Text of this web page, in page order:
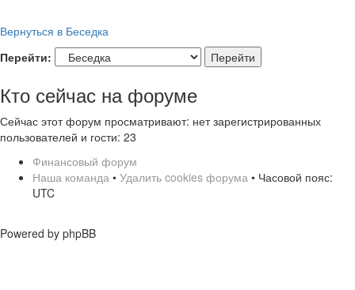
Вернуться в Беседка
Перейти:
Кто сейчас на форуме
Сейчас этот форум просматривают: нет зарегистрированных
пользователей и гости: 23
Финансовый форум
Наша команда • Удалить cookies форума • Часовой пояс:
UTC
Powered by phpBB